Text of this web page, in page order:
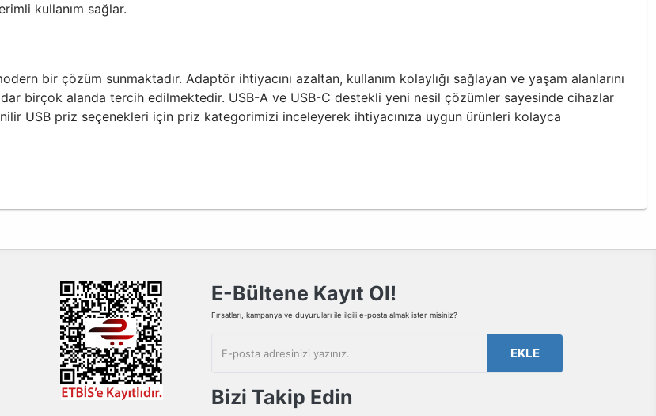
kullanım sağlar.
bir çözüm sunmaktadır. Adaptör ihtiyacını azaltan, kullanım kolaylığı sağlayan ve yaşam alanlarını
birçok alanda tercih edilmektedir. USB-A ve USB-C destekli yeni nesil çözümler sayesinde cihazlar
USB priz seçenekleri için priz kategorimizi inceleyerek ihtiyacınıza uygun ürünleri kolayca
E-Bültene Kayıt Ol!
Fırsatları, kampanya ve duyuruları ile ilgili e-posta almak ister misiniz?
EKLE
Bizi Takip Edin